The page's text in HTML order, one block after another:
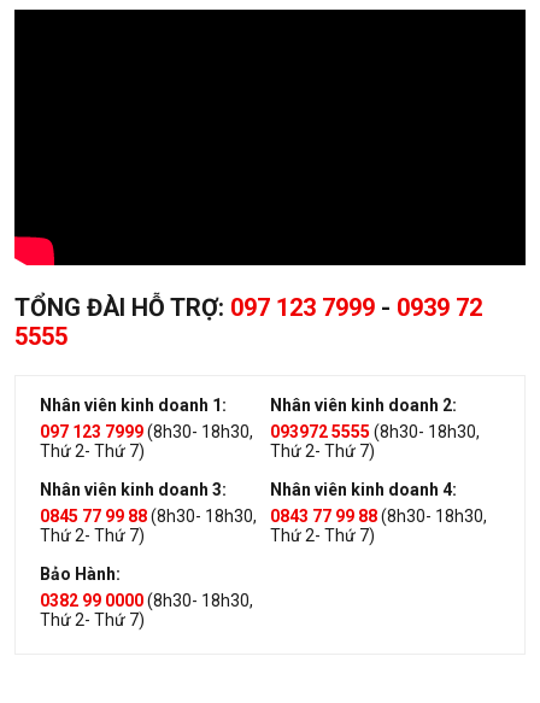
TỔNG ĐÀI HỖ TRỢ: 097 123 7999 - 0939 72
5555
Nhân viên kinh doanh 1:
097 123 7999(8h30- 18h30,
Thứ 2- Thứ 7)
Nhân viên kinh doanh 2:
093972 5555 (8h30- 18h30,
Thứ 2- Thứ 7)
Nhân viên kinh doanh 3:
0845 77 99 88(8h30- 18h30,
Thứ 2- Thứ 7)
Nhân viên kinh doanh 4:
0843 77 99 88(8h30- 18h30,
Thứ 2- Thứ 7)
Bảo Hành:
0382 99 0000(8h30- 18h30,
Thứ 2- Thứ 7)